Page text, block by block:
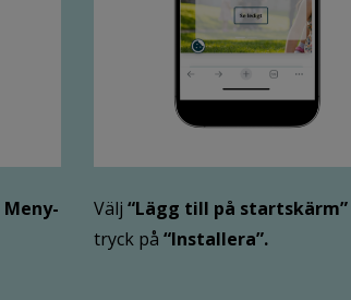
Meny-
Välj“Lägg till på startskärm”
tryck på“Installera”.